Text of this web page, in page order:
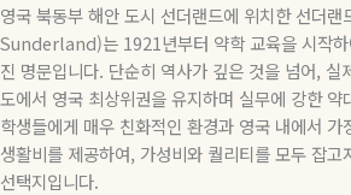
영국 북동부 해안 도시 선더랜드에 위치한 선더
Sunderland)는 1921년부터 약학 교육을 시작
진 명문입니다. 단순히 역사가 깊은 것을 넘어, 실
도에서 영국 최상위권을 유지하며 실무에 강한 약
학생들에게 매우 친화적인 환경과 영국 내에서
생활비를 제공하여, 가성비와 퀄리티를 모두 잡고
선택지입니다.